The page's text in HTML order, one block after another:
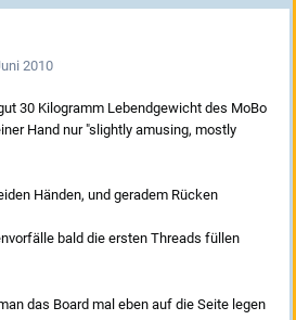
2010
30 Kilogramm Lebendgewicht des MoBo
Hand nur "slightly amusing, mostly
Händen, und geradem Rücken
bald die ersten Threads füllen
das Board mal eben auf die Seite legen